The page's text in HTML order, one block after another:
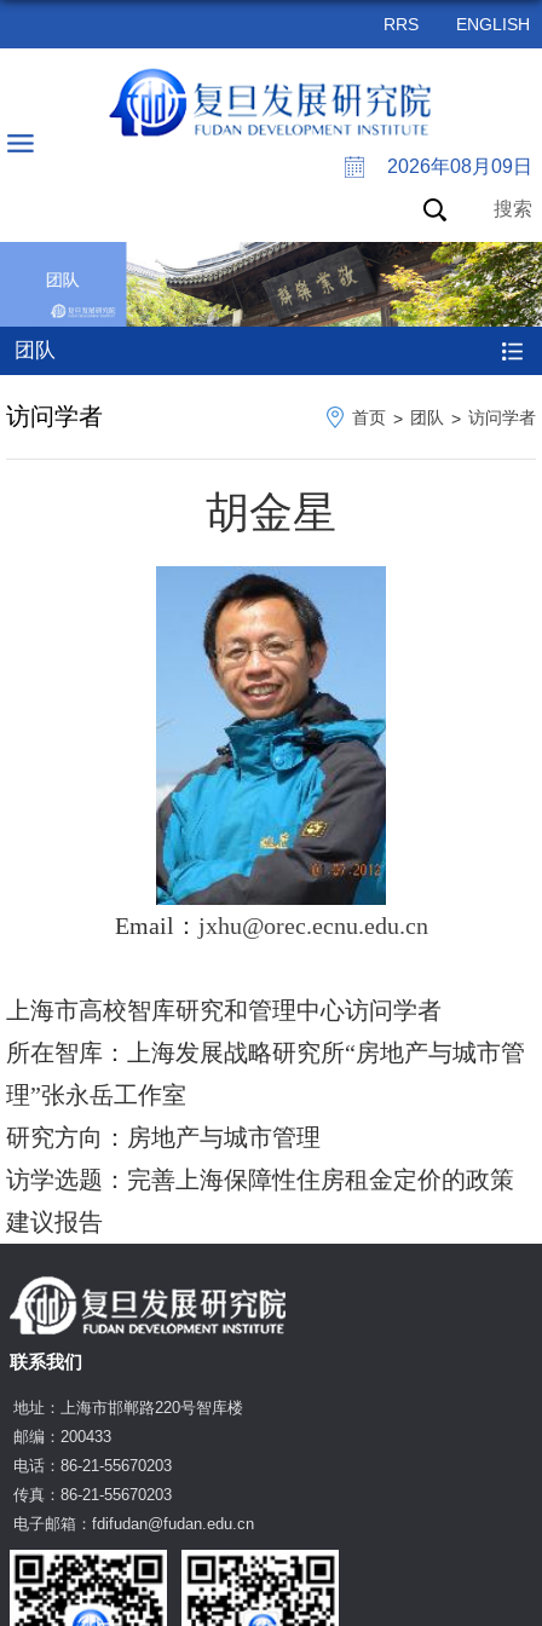
RRS ENGLISH
2026年08月09日
搜索
团队
访问学者 首页 > 团队 > 访问学者
胡金星
Email： jxhu@orec.ecnu.edu.cn
上海市高校智库研究和管理中心访问学者
所在智库：上海发展战略研究所“房地产与城市管
理”张永岳工作室
研究方向：房地产与城市管理
访学选题：完善上海保障性住房租金定价的政策
建议报告
联系我们
地址：上海市邯郸路220号智库楼
邮编：200433
电话：86-21-55670203
传真：86-21-55670203
电子邮箱：fdifudan@fudan.edu.cn